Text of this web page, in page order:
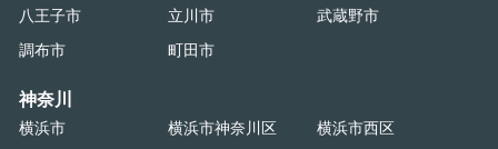
八王子市 立川市
武蔵野市
調布市
町田市
神奈川
横浜市 横浜市神奈川区
横浜市西区